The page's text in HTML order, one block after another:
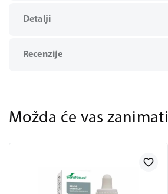
Detalji
Recenzije
Možda će vas zanimati